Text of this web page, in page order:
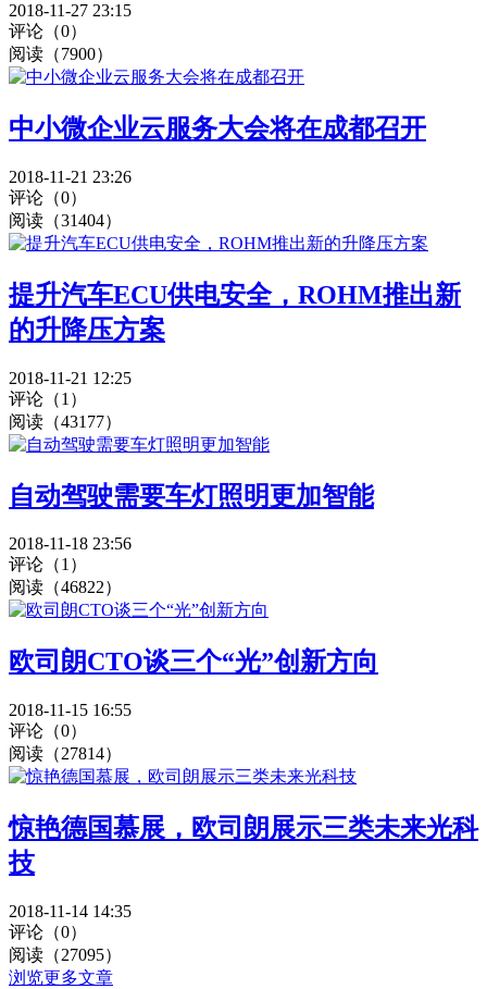
2018-11-27 23:15
评论（0）
阅读（7900）
中小微企业云服务大会将在成都召开
2018-11-21 23:26
评论（0）
阅读（31404）
提升汽车ECU供电安全，ROHM推出新
的升降压方案
2018-11-21 12:25
评论（1）
阅读（43177）
自动驾驶需要车灯照明更加智能
2018-11-18 23:56
评论（1）
阅读（46822）
欧司朗CTO谈三个“光”创新方向
2018-11-15 16:55
评论（0）
阅读（27814）
惊艳德国慕展，欧司朗展示三类未来光科
技
2018-11-14 14:35
评论（0）
阅读（27095）
浏览更多文章